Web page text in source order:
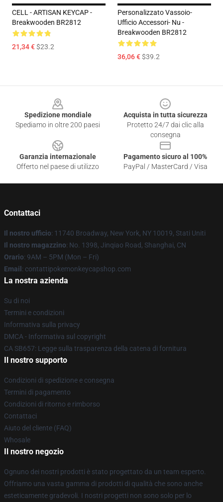
CELL - ARTISAN KEYCAP -
Breakwooden BR2812
21,34 €$23.2
Personalizzato Vassoio-
Ufficio Accessori- Nu -
Breakwooden BR2812
36,06 €$39.2
Spedizione mondiale
Spediamo in oltre 200 paesi
Acquista in tutta sicurezza
Protetto 24/7 dai clic alla
consegna
Garanzia internazionale
Offerto nel paese di utilizzo
Pagamento sicuro al 100%
PayPal / MasterCard / Visa
Contattaci
Il nostro ufficio: 11740 Broadway, New York, NY 10019, Stati Uniti
Il nostro magazzino: No. 1398, Jinqiao Road, Shanghai, CN
Orario: 9AM – 5PM (Mon – Fri)
Email : contattipokemonkeycapshop.com
La nostra azienda
Su di noi
Termini e condizioni
Informativa sulla privacy
DMCA - Informativa sul copyright
CA SB657: Legge sulla trasparenza della catena di fornitura
Il nostro supporto
Condizioni di spedizione e consegna
Termini di pagamento
Condizioni di ritorno e rimborso
Contattaci
Aiuto del cliente (FAQ)
Whosale
Il nostro negozio
Ognuno dei nostri prodotti è stato progettato da un team esperto.
Offriamo una vasta gamma di prodotti di qualità che sono anche
esteticamente gradevoli. I nostri progetti non sono solo per lo